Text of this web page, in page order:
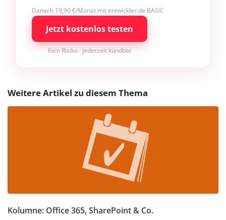
Danach 19,90 €/Monat mit entwickler.de BASIC
Jetzt kostenlos testen
Kein Risiko · jederzeit kündbar
Weitere Artikel zu diesem Thema
Kolumne: Office 365, SharePoint & Co.